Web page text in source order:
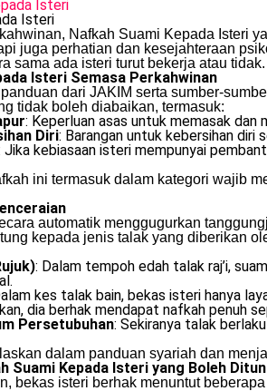
Isteri
Nafkah Suami Kepada Isteri
juga perhatian dan kesejahteraan
sama ada isteri turut bekerja atau tidak.
Isteri Semasa Perkahwinan
dari JAKIM serta sumber-
tidak boleh diabaikan, termasuk:
: Keperluan asas untuk memasak dan
Diri: Barangan untuk kebersihan diri
Jika kebiasaan isteri mempunyai
ini termasuk dalam kategori wajib
automatik menggugurkan
kepada jenis talak yang diberikan
: Dalam tempoh edah talak raj’i,
kes talak bain, bekas isteri hanya
dia berhak mendapat nafkah penuh
Persetubuhan: Sekiranya talak
dalam panduan syariah dan
Suami Kepada Isteri yang Boleh
bekas isteri berhak menuntut